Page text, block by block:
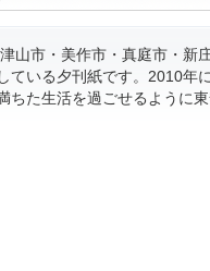
山市・美作市・真庭市・新
ている夕刊紙です。2010年
ちた生活を過ごせるように